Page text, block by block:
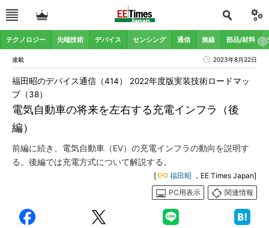
テクノロジー 先端技術 デバイス センシング 通信 無線 部品/材料
連載 2023年8月22日
電気自動車の将来を左右する充電インフラ（後
編）
福田昭のデバイス通信（414） 2022年度版実装技術ロードマッ
プ（38）
前編に続き、電気自動車（EV）の充電インフラの動向を説明す
る。後編では充電方式について解説する。
[ 福田昭 ，EE Times Japan]
PC用表示
関連情報